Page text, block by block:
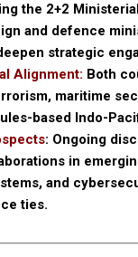
the 2+2
and defence
strategic
Alignment: Both
maritime
based Indo-
: Ongoing
in
and
ties.